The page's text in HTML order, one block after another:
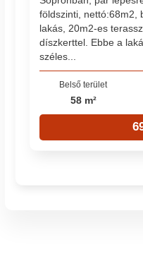
földszinti, nettó:68m2,
lakás, 20m2-es
díszkerttel. Ebbe a
széles...
Belső terület
58 m²